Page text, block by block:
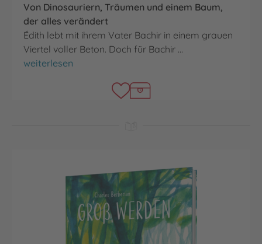
Von Dinosauriern, Träumen und einem Baum,
der alles verändert
Édith lebt mit ihrem Vater Bachir in einem grauen
Viertel voller Beton. Doch für Bachir …
Hier kommt ein T-Rex vor. Und das ist erst der Anfang!
weiterlesen